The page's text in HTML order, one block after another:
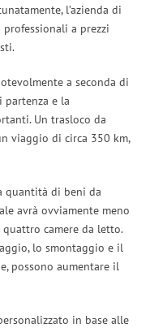
l’azienda di
professionali a prezzi
a seconda di
partenza e la
Un trasloco da
viaggio di circa 350 km,
quantità di beni da
avrà ovviamente meno
camere da letto.
lo smontaggio e il
possono aumentare il
in base alle